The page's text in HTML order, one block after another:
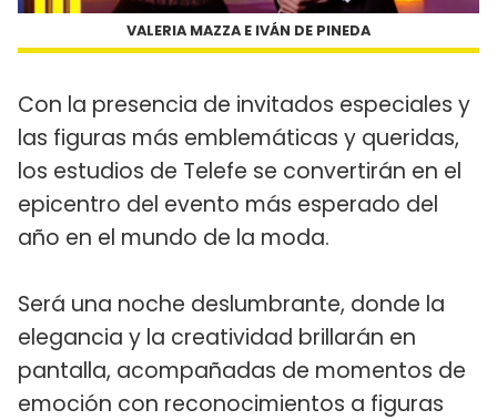
VALERIA MAZZA E IVÁN DE PINEDA
Con la presencia de invitados especiales y
las figuras más emblemáticas y queridas,
los estudios de Telefe se convertirán en el
epicentro del evento más esperado del
año en el mundo de la moda.
Será una noche deslumbrante, donde la
elegancia y la creatividad brillarán en
pantalla, acompañadas de momentos de
emoción con reconocimientos a figuras